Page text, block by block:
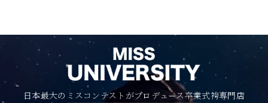
日本最大のミスコンテストがプロデュース卒業式袴専門店